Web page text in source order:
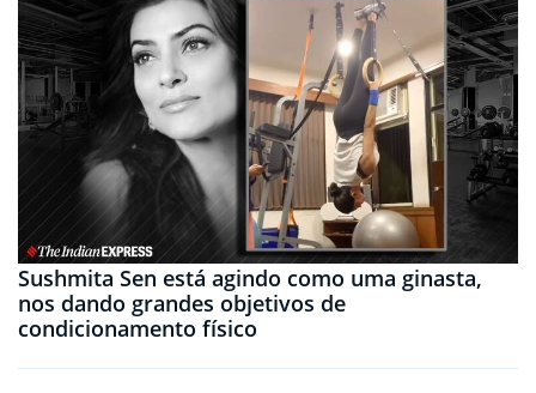
Sushmita Sen está agindo como uma ginasta,
nos dando grandes objetivos de
condicionamento físico